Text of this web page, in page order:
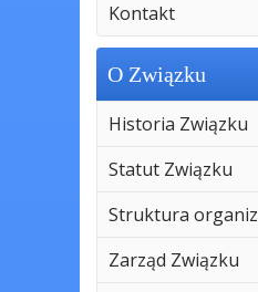
Kontakt
O Związku
Historia Związku
Statut Związku
Struktura
Zarząd Związku